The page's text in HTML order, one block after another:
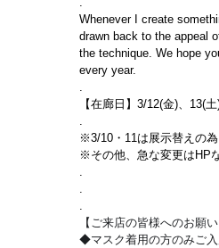
Whenever I create
drawn back to the appeal
the technique. We hope
every year.
.
【在廊日】3/12(金)、13(
.
※3/10・11は展示替えの
※その他、急な変更はHP
.
.
.
【ご来店の皆様へのお願い
◆マスク着用の方のみご